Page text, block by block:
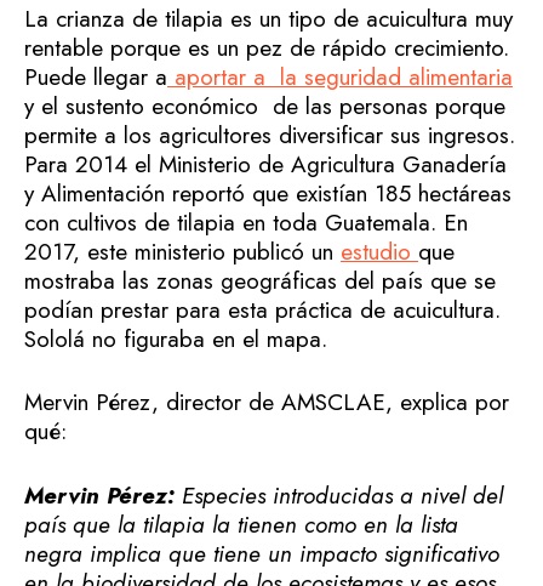
La crianza de tilapia es un tipo de acuicultura muy
rentable porque es un pez de rápido crecimiento.
Puede llegar a aportar a la seguridad alimentaria
y el sustento económico de las personas porque
permite a los agricultores diversificar sus ingresos.
Para 2014 el Ministerio de Agricultura Ganadería
y Alimentación reportó que existían 185 hectáreas
con cultivos de tilapia en toda Guatemala. En
2017, este ministerio publicó un estudio que
mostraba las zonas geográficas del país que se
podían prestar para esta práctica de acuicultura.
Sololá no figuraba en el mapa.
Mervin Pérez, director de AMSCLAE, explica por
qué:
Mervin Pérez: Especies introducidas a nivel del
país que la tilapia la tienen como en la lista
negra implica que tiene un impacto significativo